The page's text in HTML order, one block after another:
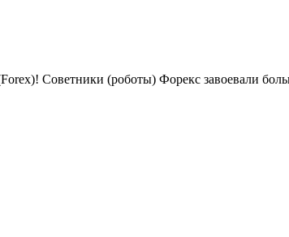
Советники (роботы) Форекс завоевали